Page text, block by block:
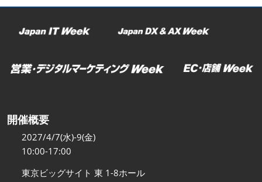
む
開催概要
2027/4/7(水)-9(金)
10:00-17:00
東京ビッグサイト 東 1-8ホール